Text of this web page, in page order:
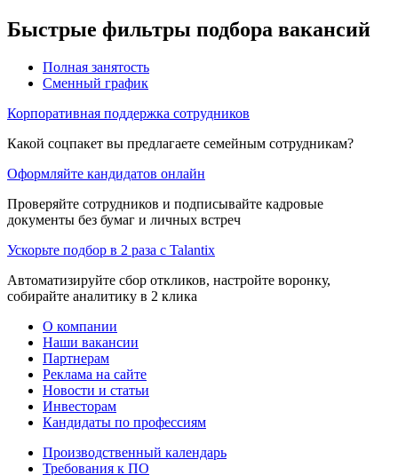
Быстрые фильтры подбора вакансий
Полная занятость
Сменный график
Корпоративная поддержка сотрудников
Какой соцпакет вы предлагаете семейным сотрудникам?
Оформляйте кандидатов онлайн
Проверяйте сотрудников и подписывайте кадровые
документы без бумаг и личных встреч
Ускорьте подбор в 2 раза с Talantix
Автоматизируйте сбор откликов, настройте воронку,
собирайте аналитику в 2 клика
О компании
Наши вакансии
Партнерам
Реклама на сайте
Новости и статьи
Инвесторам
Кандидаты по профессиям
Производственный календарь
Требования к ПО